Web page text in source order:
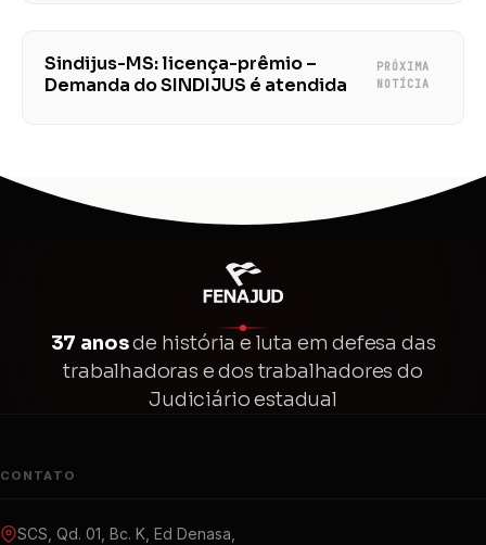
Sindijus-MS: licença-prêmio –
Demanda do SINDIJUS é atendida
PRÓXIMA
NOTÍCIA
37 anosde história e luta em defesa das
trabalhadoras e dos trabalhadores do
Judiciário estadual
CONTATO
SCS, Qd. 01, Bc. K, Ed Denasa,